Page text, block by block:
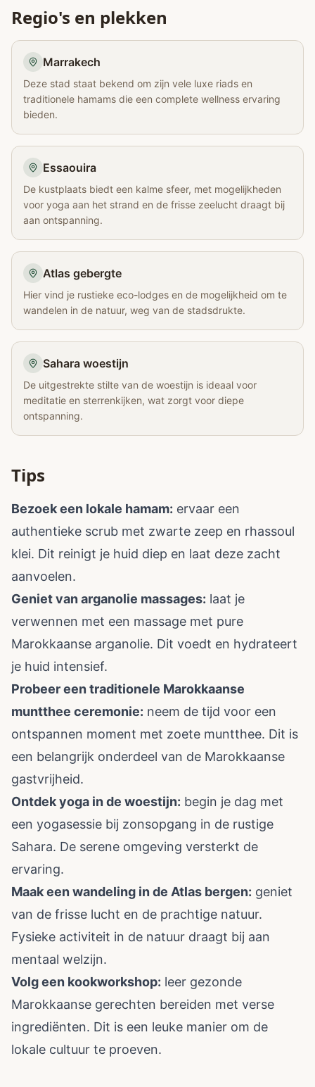
Regio's en plekken
Marrakech
Deze stad staat bekend om zijn vele luxe riads en
traditionele hamams die een complete wellness ervaring
bieden.
Essaouira
De kustplaats biedt een kalme sfeer, met mogelijkheden
voor yoga aan het strand en de frisse zeelucht draagt bij
aan ontspanning.
Atlas gebergte
Hier vind je rustieke eco-lodges en de mogelijkheid om te
wandelen in de natuur, weg van de stadsdrukte.
Sahara woestijn
De uitgestrekte stilte van de woestijn is ideaal voor
meditatie en sterrenkijken, wat zorgt voor diepe
ontspanning.
Tips
Bezoek een lokale hamam: ervaar een
authentieke scrub met zwarte zeep en rhassoul
klei. Dit reinigt je huid diep en laat deze zacht
aanvoelen.
Geniet van arganolie massages: laat je
verwennen met een massage met pure
Marokkaanse arganolie. Dit voedt en hydrateert
je huid intensief.
Probeer een traditionele Marokkaanse
muntthee ceremonie: neem de tijd voor een
ontspannen moment met zoete muntthee. Dit is
een belangrijk onderdeel van de Marokkaanse
gastvrijheid.
Ontdek yoga in de woestijn: begin je dag met
een yogasessie bij zonsopgang in de rustige
Sahara. De serene omgeving versterkt de
ervaring.
Maak een wandeling in de Atlas bergen: geniet
van de frisse lucht en de prachtige natuur.
Fysieke activiteit in de natuur draagt bij aan
mentaal welzijn.
Volg een kookworkshop: leer gezonde
Marokkaanse gerechten bereiden met verse
ingrediënten. Dit is een leuke manier om de
lokale cultuur te proeven.